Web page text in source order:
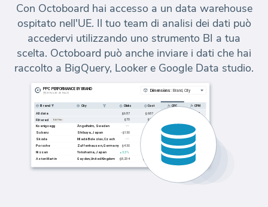
Con Octoboard hai accesso a un data warehouse
ospitato nell'UE. Il tuo team di analisi dei dati può
accedervi utilizzando uno strumento BI a tua
scelta. Octoboard può anche inviare i dati che hai
raccolto a BigQuery, Looker e Google Data studio.